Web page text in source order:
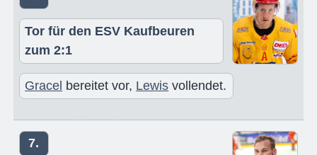
Tor für den ESV Kaufbeuren
zum 2:1
Gracel bereitet vor, Lewis vollendet.
7.